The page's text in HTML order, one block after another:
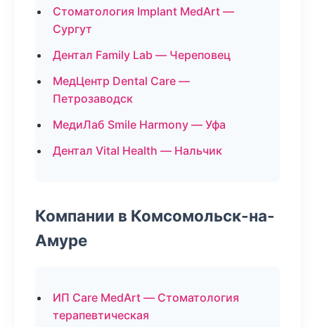
Стоматология Implant MedArt —
Сургут
Дентал Family Lab — Череповец
МедЦентр Dental Care —
Петрозаводск
МедиЛаб Smile Harmony — Уфа
Дентал Vital Health — Нальчик
Компании в Комсомольск-на-
Амуре
ИП Care MedArt — Стоматология
терапевтическая